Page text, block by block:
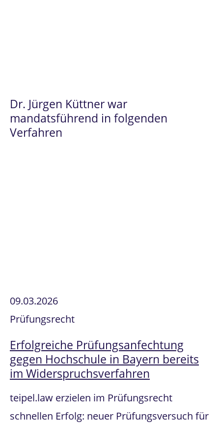
Dr. Jürgen Küttner war
mandatsführend in folgenden
Verfahren
09.03.2026
Prüfungsrecht
Erfolgreiche Prüfungsanfechtung
gegen Hochschule in Bayern bereits
im Widerspruchsverfahren
teipel.law erzielen im Prüfungsrecht
schnellen Erfolg: neuer Prüfungsversuch für